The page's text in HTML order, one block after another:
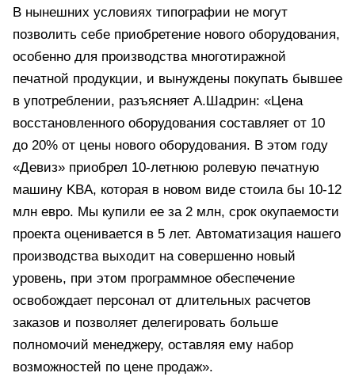
В нынешних условиях типографии не могут
позволить себе приобретение нового оборудования,
особенно для производства многотиражной
печатной продукции, и вынуждены покупать бывшее
в употреблении, разъясняет А.Шадрин: «Цена
восстановленного оборудования составляет от 10
до 20% от цены нового оборудования. В этом году
«Девиз» приобрел 10-летнюю ролевую печатную
машину KBA, которая в новом виде стоила бы 10-12
млн евро. Мы купили ее за 2 млн, срок окупаемости
проекта оценивается в 5 лет. Автоматизация нашего
производства выходит на совершенно новый
уровень, при этом программное обеспечение
освобождает персонал от длительных расчетов
заказов и позволяет делегировать больше
полномочий менеджеру, оставляя ему набор
возможностей по цене продаж».